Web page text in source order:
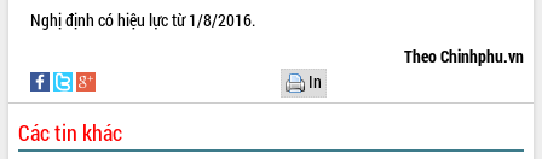
THỐNG KÊ TRUY CẬP
Hôm nay: 20178
Nghị định có hiệu lực từ 1/8/2016.
Theo Chinhphu.vn
In
Các tin khác